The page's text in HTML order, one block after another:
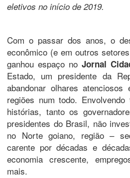
eletivos no início de 2019.
Com o passar dos anos, o
econômico (e em outros
ganhou espaço no Jornal
Estado, um presidente da
abandonar olhares
regiões num todo.
histórias, tanto os
presidentes do Brasil, não
no Norte goiano, região –
carente por décadas e
economia crescente,
mais.